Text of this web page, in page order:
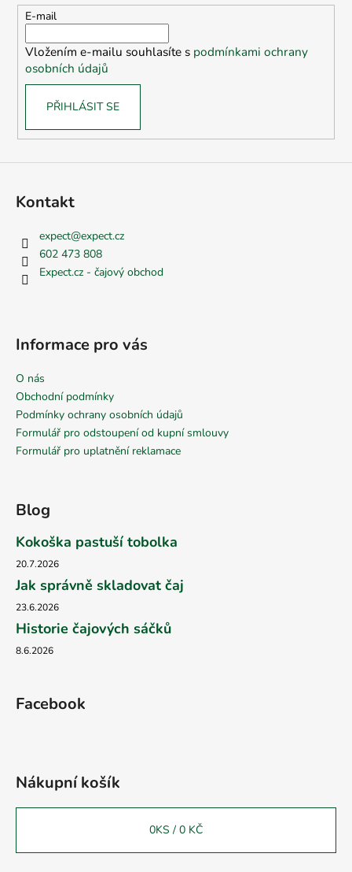
E-mail
Vložením e-mailu souhlasíte s podmínkami ochrany
osobních údajů
PŘIHLÁSIT SE
Kontakt
expect@expect.cz
602 473 808
Expect.cz - čajový obchod
Informace pro vás
O nás
Obchodní podmínky
Podmínky ochrany osobních údajů
Formulář pro odstoupení od kupní smlouvy
Formulář pro uplatnění reklamace
Blog
Kokoška pastuší tobolka
20.7.2026
Jak správně skladovat čaj
23.6.2026
Historie čajových sáčků
8.6.2026
Facebook
Nákupní košík
0KS / 0 KČ